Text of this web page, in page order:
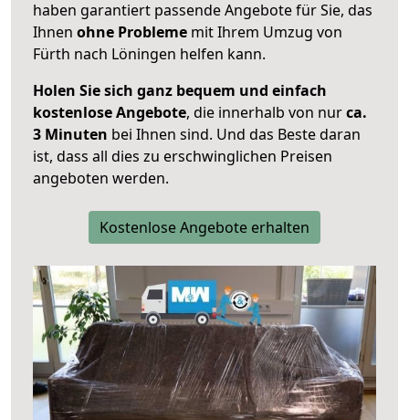
haben garantiert passende Angebote für Sie, das
Ihnen ohne Probleme mit Ihrem Umzug von
Fürth nach Löningen helfen kann.
Holen Sie sich ganz bequem und einfach
kostenlose Angebote, die innerhalb von nurca.
3 Minuten bei Ihnen sind. Und das Beste daran
ist, dass all dies zu erschwinglichen Preisen
angeboten werden.
Kostenlose Angebote erhalten